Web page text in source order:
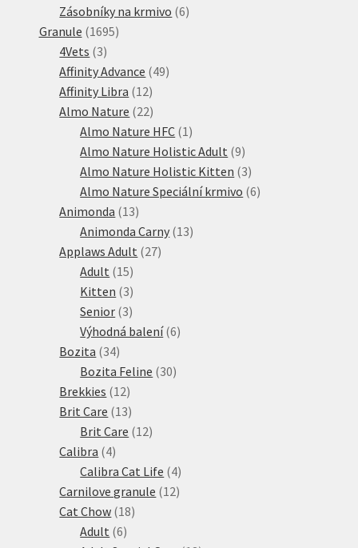
produkty
Zásobníky na krmivo 66
Granule 16951695
4Vets 33
produkty
Affinity Advance 4949
Affinity Libra 1212
produktů
Almo Nature 2222
produktů
Almo Nature HFC 1 1
produkt
Almo Nature Holistic Adult 99
produktů
Almo Nature Holistic Kitten 33
produkty
Almo Nature Speciální krmivo 66
Animonda 1313
produktů
Animonda Carny 1313
Applaws Adult 2727
Adult 1515
produktů
Kitten 33
produkty
Senior 33
produkty
Výhodná balení 66
Bozita 3434
produktů
Bozita Feline 3030
Brekkies 1212
produktů
Brit Care 1313
produktů
Brit Care 1212
Calibra 44
produkty
Calibra Cat Life 44
produkty
Carnilove granule 1212
Cat Chow 1818
Adult 66